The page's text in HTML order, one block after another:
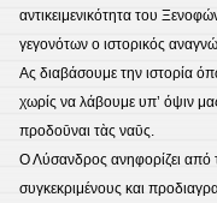
αντικειμενικότητα του
γεγονότων ο ιστορικός
Ας διαβάσουμε την ιστορία
χωρίς να λάβουμε υπ’ όψιν
προδοῡναι τὰς ναῡς.
Ο Λύσανδρος ανηφορίζει από
συγκεκριμένους και